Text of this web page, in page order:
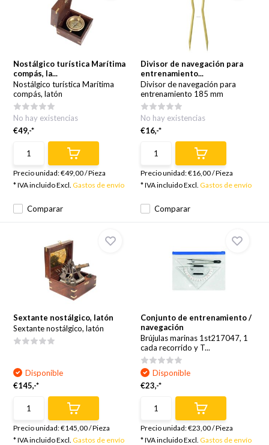
Nostálgico turística Marítima
compás, la...
Nostálgico turística Marítima
compás, latón
Comparar
No hay existencias
€49,-*
Precio unidad:€49,00/Pieza
* IVA incluido Excl.Gastos de envío
Divisor de navegación para
entrenamiento...
Divisor de navegación para
entrenamiento 185 mm
Comparar
No hay existencias
€16,-*
Precio unidad:€16,00/Pieza
* IVA incluido Excl. Gastos de envío
Sextante nostálgico, latón
Sextante nostálgico, latón
Disponible
€145,-*
Precio unidad:€145,00/Pieza
* IVA incluido Excl.Gastos de envío
Conjunto de entrenamiento /
navegación
Brújulas marinas 1st217047, 1
cada recorrido y T...
Disponible
€23,-*
Precio unidad:€23,00/Pieza
* IVA incluido Excl. Gastos de envío